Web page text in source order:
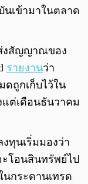
เข้ามาในตลาด
ส่งสัญญาณของ
รายงานว่า
ดถูกเก็บไว้ใน
ต่เดือนธันวาคม
ทุนเริ่มมองว่า
ะโอนสินทรัพย์ไป
นกระดานเทรด